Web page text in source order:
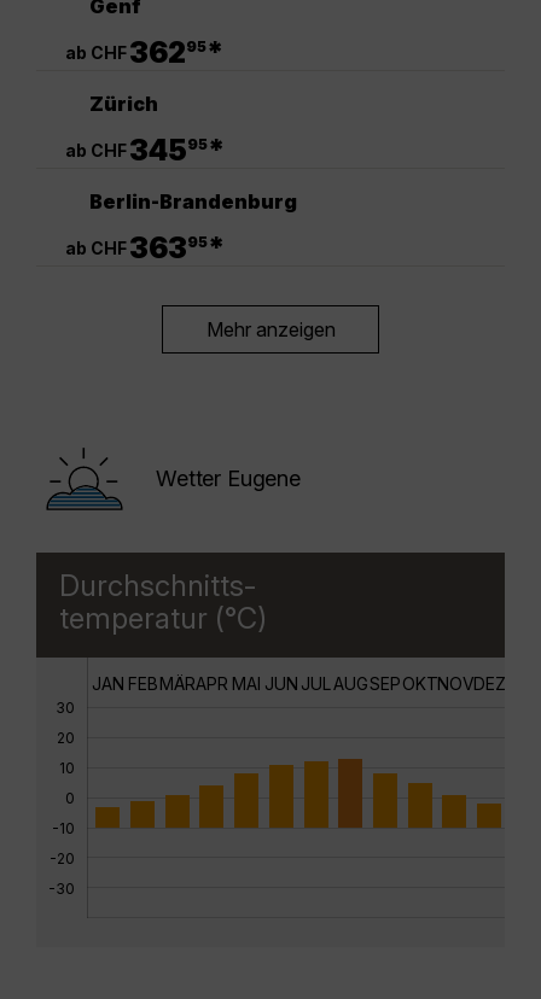
Genf
ab CHF36295*
Zürich
ab CHF34595*
Berlin-Brandenburg
ab CHF36395*
Mehr anzeigen
Wetter Eugene
Durchschnitts-
temperatur (°C)
30
20
10
0
-10
-20
-30
JAN FEBMÄRAPR MAI JUN JUL AUGSEPOKTNOVDEZ